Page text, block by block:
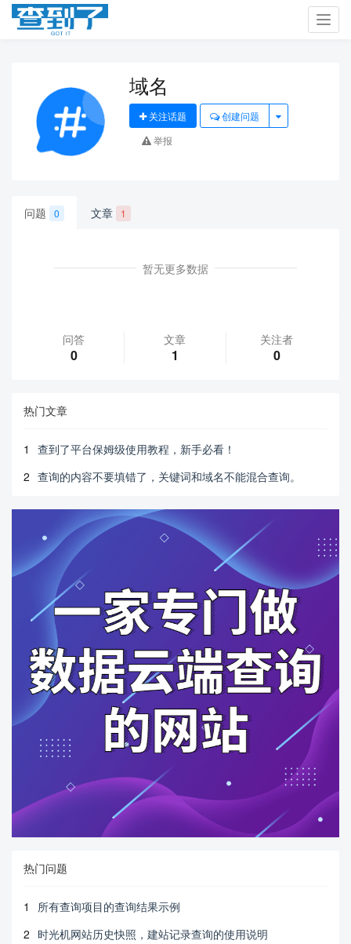
域名
关注话题
创建问题
举报
问题 0 文章 1
暂无更多数据
问答
0
文章
1
关注者
0
热门文章
1
查到了平台保姆级使用教程，新手必看！
2 查询的内容不要填错了，关键词和域名不能混合查询。
热门问题
1
所有查询项目的查询结果示例
2 时光机网站历史快照，建站记录查询的使用说明